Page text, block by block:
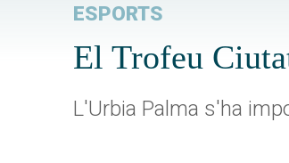
ESPORTS
El Trofeu
L'Urbia Palma s'ha